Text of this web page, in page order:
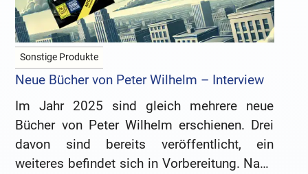
Sonstige Produkte
Neue Bücher von Peter Wilhelm – Interview
Im Jahr 2025 sind gleich mehrere neue
Bücher von Peter Wilhelm erschienen. Drei
davon sind bereits veröffentlicht, ein
weiteres befindet sich in Vorbereitung. Nach